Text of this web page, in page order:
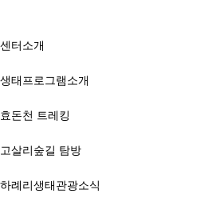
센터소개
생태프로그램소개
효돈천 트레킹
고살리숲길 탐방
하례리생태관광소식